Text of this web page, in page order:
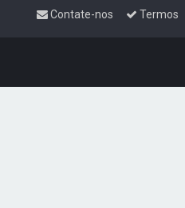
Termos
Contate-nos